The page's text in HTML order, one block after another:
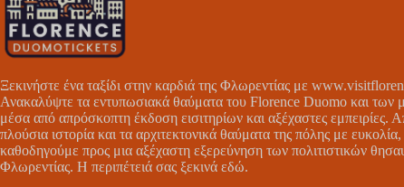
Ξεκινήστε ένα ταξίδι στην καρδιά της Φλωρεντίας με
Ανακαλύψτε τα εντυπωσιακά θαύματα του Florence Duomo και των
μέσα από απρόσκοπτη έκδοση εισιτηρίων και αξέχαστες εμπειρίες.
πλούσια ιστορία και τα αρχιτεκτονικά θαύματα της πόλης με
καθοδηγούμε προς μια αξέχαστη εξερεύνηση των πολιτιστικών
Φλωρεντίας. Η περιπέτειά σας ξεκινά εδώ.